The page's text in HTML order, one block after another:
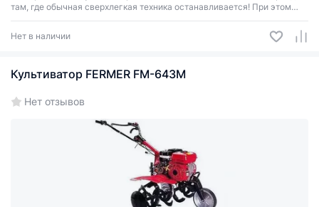
там, где обычная сверхлегкая техника останавливается! При этом
управлять таким культиватором Вы сможете без проблем.
Нет в наличии
Культиватор FERMER FM-643М
Нет отзывов